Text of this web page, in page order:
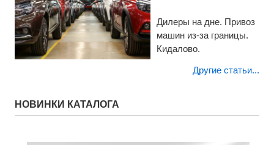
Дилеры на дне. Привоз
машин из-за границы.
Кидалово.
Другие статьи...
НОВИНКИ КАТАЛОГА